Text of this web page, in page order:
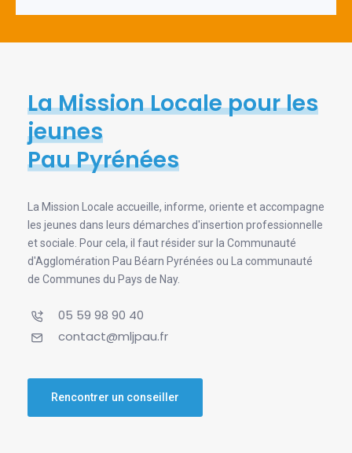
La Mission Locale pour les
jeunes
Pau Pyrénées
La Mission Locale accueille, informe, oriente et accompagne
les jeunes dans leurs démarches d'insertion professionnelle
et sociale. Pour cela, il faut résider sur la Communauté
d'Agglomération Pau Béarn Pyrénées ou La communauté
de Communes du Pays de Nay.
05 59 98 90 40
contact@mljpau.fr
Rencontrer un conseiller